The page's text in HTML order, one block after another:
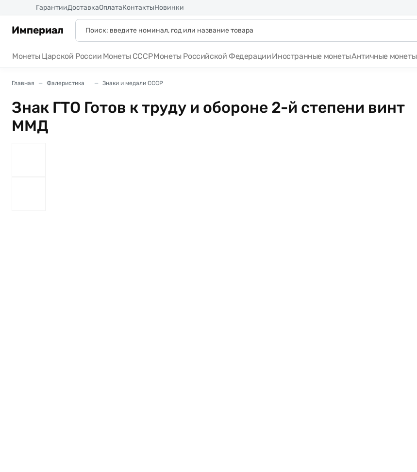
ГарантииДоставкаОплатаКонтактыНовинки
Империал
Монеты Царской России Монеты СССРМонеты Российской ФедерацииИностранные монетыАнтичные монеты
Главная Фалеристика Знаки и медали СССР
Знак ГТО Готов к труду и обороне 2-й степени винт
ММД